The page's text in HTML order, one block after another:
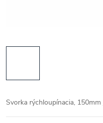
Svorka rýchloupínacia, 150mm